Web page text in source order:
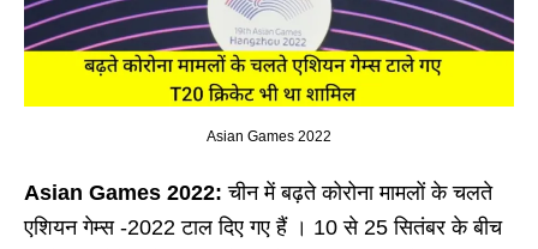
Asian Games 2022
Asian Games 2022: चीन में बढ़ते कोरोना मामलों के चलते
एशियन गेम्स -2022 टाल दिए गए हैं । 10 से 25 सितंबर के बीच